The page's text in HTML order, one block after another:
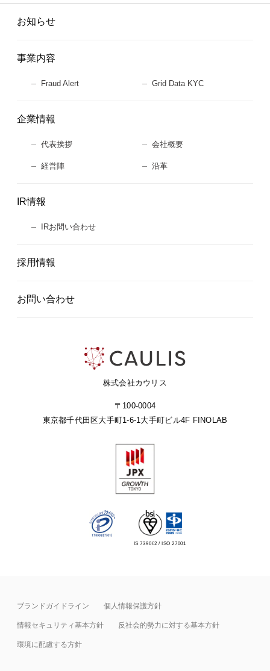
株式会社カウリス
〒100-0004
東京都千代田区大手町1-6-1 大手町ビル4F FINOLAB
お知らせ
事業内容
Fraud Alert Grid Data KYC
企業情報
代表挨拶 会社概要
経営陣 沿革
IR情報
IRお問い合わせ
採用情報
お問い合わせ
IS 739062 / ISO 27001
ブランドガイドライン 個人情報保護方針
情報セキュリティ基本⽅針 反社会的勢力に対する基本方針
環境に配慮する方針